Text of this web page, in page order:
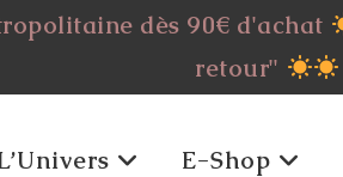
dès 90€ d'achat
retour"
E-Shop